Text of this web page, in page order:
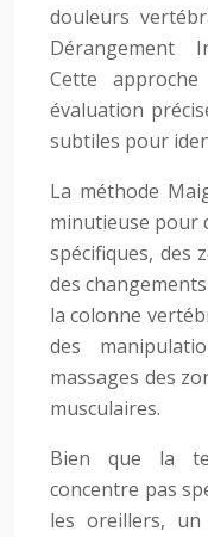
douleurs
Dérangement
Cette approche
évaluation
subtiles pour
La méthode
minutieuse pour
spécifiques, des
des
la colonne
des
massages des
musculaires.
Bien que la
concentre pas
les oreillers,